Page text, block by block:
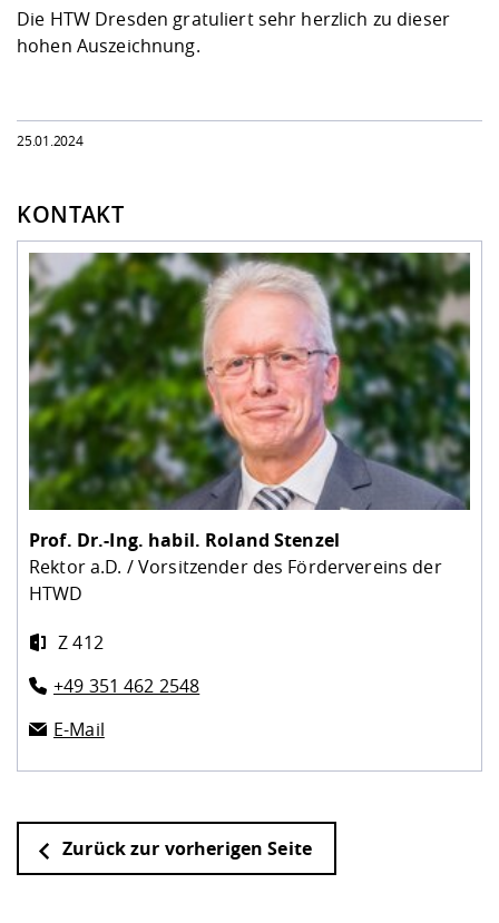
Die HTW Dresden gratuliert sehr herzlich zu dieser
hohen Auszeichnung.
25.01.2024
KONTAKT
Prof. Dr.-Ing. habil. Roland Stenzel
Rektor a.D. / Vorsitzender des Fördervereins der
HTWD
Z 412
+49 351 462 2548
E-Mail
Zurück zur vorherigen Seite